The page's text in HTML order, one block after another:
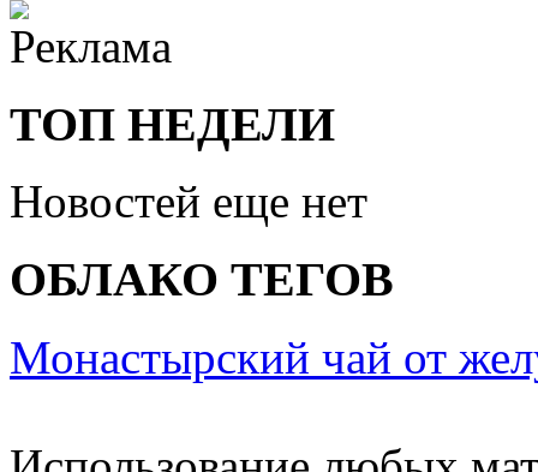
ТОП НЕДЕЛИ
Новостей еще нет
ОБЛАКО ТЕГОВ
Монастырский чай от